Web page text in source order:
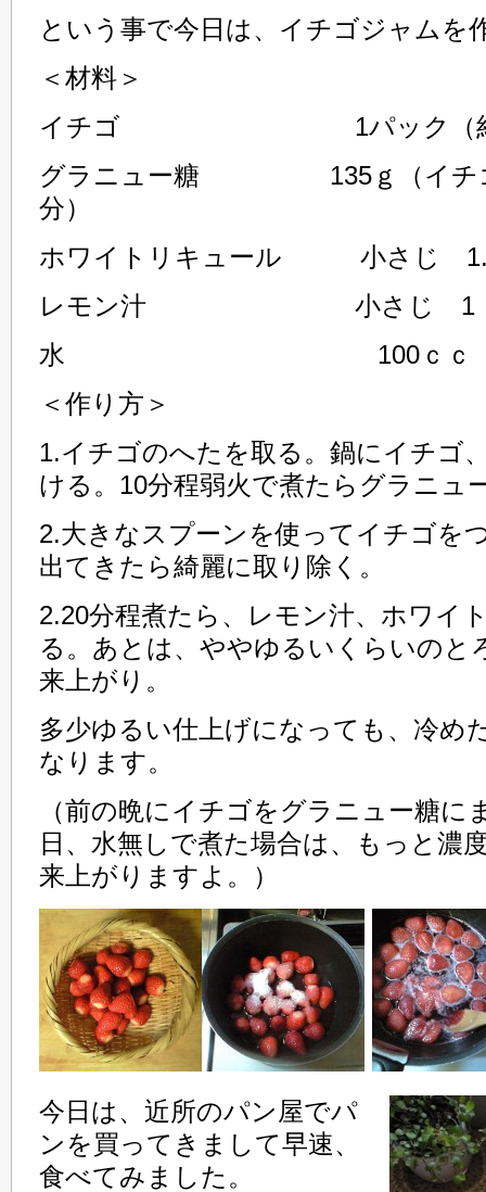
という事で今日は、イチゴジャムを
＜材料＞
イチゴ 1パック（約
グラニュー糖 135ｇ（イチゴ
分）
ホワイトリキュール 小さじ
レモン汁 小さじ 1
水 100ｃｃ
＜作り方＞
1.イチゴのへたを取る。鍋にイチゴ
ける。10分程弱火で煮たらグラニュ
2.大きなスプーンを使ってイチゴを
出てきたら綺麗に取り除く。
2.20分程煮たら、レモン汁、ホワイ
る。あとは、ややゆるいくらいのと
来上がり。
多少ゆるい仕上げになっても、冷め
なります。
（前の晩にイチゴをグラニュー糖に
日、水無しで煮た場合は、もっと濃
来上がりますよ。）
今日は、近所のパン屋でパ
ンを買ってきまして早速、
食べてみました。